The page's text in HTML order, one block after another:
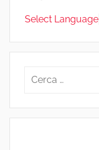
Select Language
Ricerca